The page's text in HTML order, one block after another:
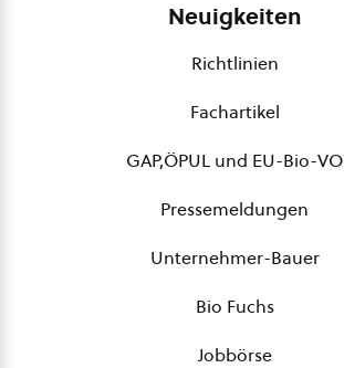
Neuigkeiten
Richtlinien
Fachartikel
GAP,ÖPUL und EU-Bio-VO
Pressemeldungen
Unternehmer-Bauer
Bio Fuchs
Jobbörse